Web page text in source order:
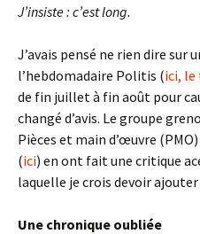
J’insiste : c’est long.
J’avais pensé ne rien dire sur
l’hebdomadaire Politis (ici,
de fin juillet à fin août pour
changé d’avis. Le groupe
Pièces et main d’œuvre
(ici) en ont fait une critique
laquelle je crois devoir
Une chronique oubliée